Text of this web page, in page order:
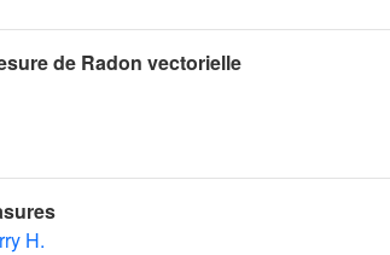
de Radon vectorielle
H.